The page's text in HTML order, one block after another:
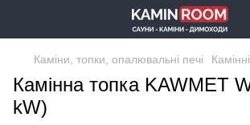
Каміни, топки, опалювальні печі
Камінна топка KAWMET
kW)